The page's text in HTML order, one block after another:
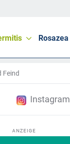
Rosazea
Feind
Instagram
ANZEIGE